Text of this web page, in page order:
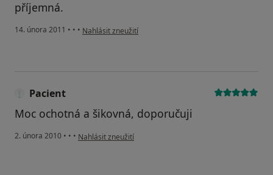
příjemná.
14. února 2011 • • • podle názoru uživatele Pacient
Nahlásit zneužití
Pacient
Moc ochotná a šikovná, doporučuji
2. února 2010 • • • podle názoru uživatele Pacient
Nahlásit zneužití